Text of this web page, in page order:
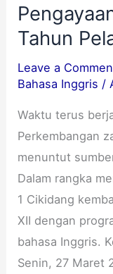
Tahun
Leave a
Bahasa Inggris /
Waktu terus
Perkembangan
menuntut
Dalam rangka
1 Cikidang
XII dengan
bahasa Inggris.
Senin, 27 Maret